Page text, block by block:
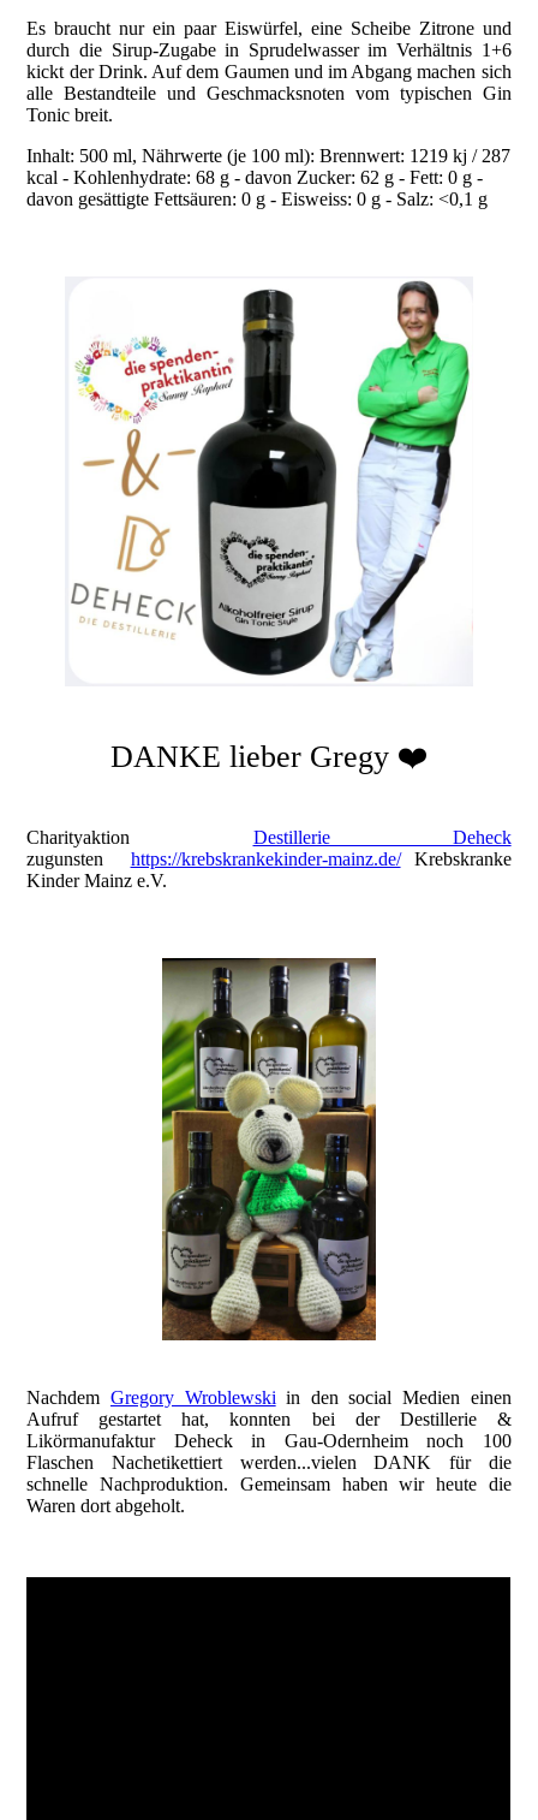
Es braucht nur ein paar Eiswürfel, eine Scheibe Zitrone und
durch die Sirup-Zugabe in Sprudelwasser im Verhältnis 1+6
kickt der Drink. Auf dem Gaumen und im Abgang machen sich
alle Bestandteile und Geschmacksnoten vom typischen Gin
Tonic breit.
Inhalt: 500 ml,Nährwerte (je 100 ml): Brennwert: 1219 kj / 287
kcal - Kohlenhydrate: 68 g - davon Zucker: 62 g - Fett: 0 g -
davon gesättigte Fettsäuren: 0 g - Eisweiss: 0 g - Salz: <0,1 g
DANKE lieber Gregy ❤️
Charityaktion Destillerie Deheck
zugunsten https://krebskrankekinder-mainz.de/Krebskranke
Kinder Mainz e.V.
NachdemGregory Wroblewski in den social Medien einen
Aufruf gestartet hat, konnten bei der Destillerie &
Likörmanufaktur Deheck in Gau-Odernheim noch 100
Flaschen Nachetikettiert werden...vielen DANK für die
schnelle Nachproduktion. Gemeinsam haben wir heute die
Waren dort abgeholt.